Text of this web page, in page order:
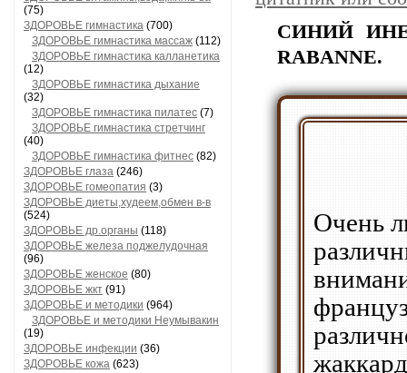
(75)
ЗДОРОВЬЕ гимнастика (700)
ЗДОРОВЬЕ гимнастика массаж (112)
ЗДОРОВЬЕ гимнастика калланетика
(12)
ЗДОРОВЬЕ гимнастика дыхание
(32)
ЗДОРОВЬЕ гимнастика пилатес (7)
ЗДОРОВЬЕ гимнастика стретчинг
(40)
ЗДОРОВЬЕ гимнастика фитнес (82)
ЗДОРОВЬЕ глаза (246)
ЗДОРОВЬЕ гомеопатия (3)
ЗДОРОВЬЕ диеты,худеем,обмен в-в
(524)
ЗДОРОВЬЕ др.органы (118)
ЗДОРОВЬЕ железа поджелудочная
(96)
ЗДОРОВЬЕ женское (80)
ЗДОРОВЬЕ жкт (91)
ЗДОРОВЬЕ и методики (964)
ЗДОРОВЬЕ и методики Неумывакин
(19)
ЗДОРОВЬЕ инфекции (36)
ЗДОРОВЬЕ кожа (623)
СИНИЙ
RABANNE.
Очень